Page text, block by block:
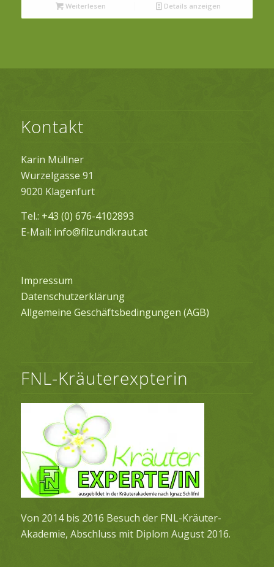
Weiterlesen Details anzeigen
Kontakt
Karin Müllner
Wurzelgasse 91
9020 Klagenfurt
Tel.: +43 (0) 676-4102893
E-Mail: info@filzundkraut.at
Impressum
Datenschutzerklärung
Allgemeine Geschäftsbedingungen (AGB)
FNL-Kräuterexpterin
Von 2014 bis 2016 Besuch der FNL-Kräuter-
Akademie, Abschluss mit Diplom August 2016.